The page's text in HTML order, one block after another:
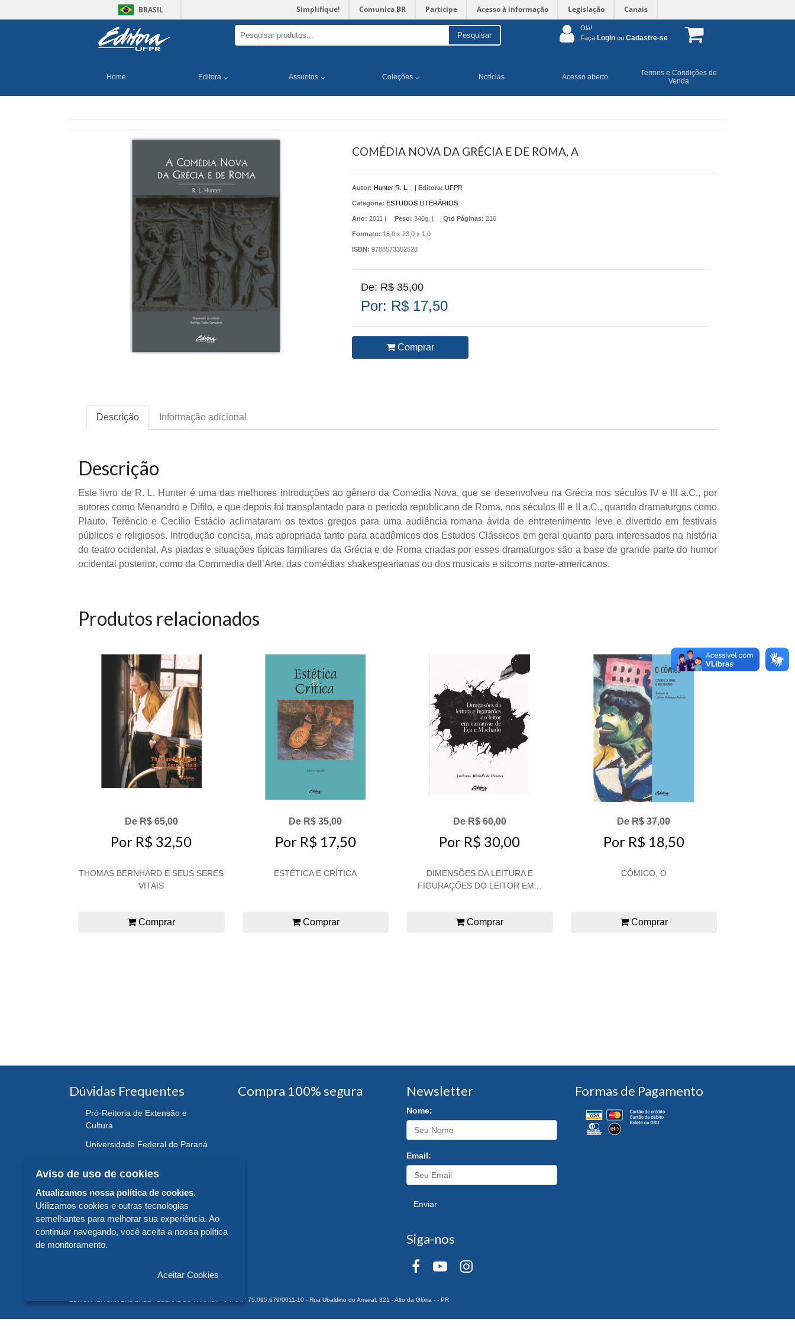
BRASIL Simplifique! Comunica BR Participe Acesso à informação Legislação Canais
Pesquisar
Olá!
Faça Login ou Cadastre-se
Home Editora Assuntos Coleções Notícias Acesso aberto
Termos e Condições de
Venda
COMÉDIA NOVA DA GRÉCIA E DE ROMA, A
Autor: Hunter R. L. | Editora: UFPR
Categoria: ESTUDOS LITERÁRIOS
Ano: 2011 | Peso: 340g. | Qtd Páginas: 216
Formato: 16,0 x 23,0 x 1,0
ISBN: 9788573352528
De: R$ 35,00
Por: R$ 17,50
Comprar
Descrição Informação adicional
Descrição
Este livro de R. L. Hunter é uma das melhores introduções ao gênero da Comédia Nova, que se desenvolveu na Grécia nos séculos IV e III a.C., por
autores como Menandro e Dífilo, e que depois foi transplantado para o período republicano de Roma, nos séculos III e II a.C., quando dramaturgos como
Plauto, Terêncio e Cecílio Estácio aclimataram os textos gregos para uma audiência romana ávida de entretenimento leve e divertido em festivais
públicos e religiosos. Introdução concisa, mas apropriada tanto para acadêmicos dos Estudos Clássicos em geral quanto para interessados na história
do teatro ocidental. As piadas e situações típicas familiares da Grécia e de Roma criadas por esses dramaturgos são a base de grande parte do humor
ocidental posterior, como da Commedia dell’Arte, das comédias shakespearianas ou dos musicais e sitcoms norte-americanos.
Produtos relacionados
De R$ 65,00
Por R$ 32,50
THOMAS BERNHARD E SEUS SERES
VITAIS
Comprar
De R$ 35,00
Por R$ 17,50
ESTÉTICA E CRÍTICA
Comprar
De R$ 60,00
Por R$ 30,00
DIMENSÕES DA LEITURA E
FIGURAÇÕES DO LEITOR EM...
Comprar
De R$ 37,00
Por R$ 18,50
CÔMICO, O
Comprar
Dúvidas Frequentes
Pró-Reitoria de Extensão e
Cultura
Universidade Federal do Paraná
Compra 100% segura Newsletter
Nome:
Email:
Enviar
Siga-nos
Formas de Pagamento
EDITORA DA UNIVERSIDADE FEDERAL DO PARANÁ - CNPJ n° 75.095.679/0011-10 - Rua Ubaldino do Amaral, 321 - Alto da Glória - - PR
Aviso de uso de cookies
Atualizamos nossa política de cookies.
Utilizamos cookies e outras tecnologias
semelhantes para melhorar sua experiência. Ao
continuar navegando, você aceita a nossa política
de monitoramento.
Aceitar Cookies